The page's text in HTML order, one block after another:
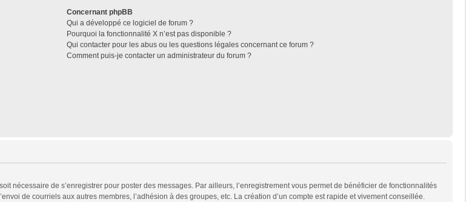
Concernant phpBB
Qui a développé ce logiciel de forum ?
Pourquoi la fonctionnalité X n’est pas disponible ?
Qui contacter pour les abus ou les questions légales concernant ce forum ?
Comment puis-je contacter un administrateur du forum ?
nécessaire de s’enregistrer pour poster des messages. Par ailleurs, l’enregistrement vous permet de bénéficier de fonctionnalités
de courriels aux autres membres, l’adhésion à des groupes, etc. La création d’un compte est rapide et vivement conseillée.